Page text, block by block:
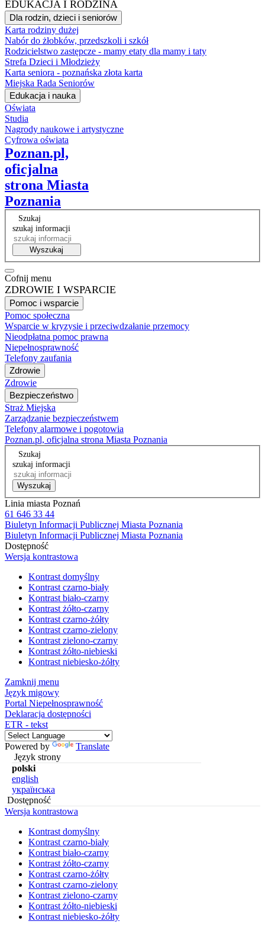
EDUKACJA I RODZINA
Dla rodzin, dzieci i seniorów
Karta rodziny dużej
Nabór do żłobków, przedszkoli i szkół
Rodzicielstwo zastępcze - mamy etaty dla mamy i taty
Strefa Dzieci i Młodzieży
Karta seniora - poznańska złota karta
Miejska Rada Seniorów
Edukacja i nauka
Oświata
Studia
Nagrody naukowe i artystyczne
Cyfrowa oświata
Poznan.pl,
oficjalna
strona Miasta
Poznania
Szukaj
szukaj informacji
Wyszukaj
Cofnij menu
ZDROWIE I WSPARCIE
Pomoc i wsparcie
Pomoc społeczna
Wsparcie w kryzysie i przeciwdzałanie przemocy
Nieodpłatna pomoc prawna
Niepełnosprawność
Telefony zaufania
Zdrowie
Zdrowie
Bezpieczeństwo
Straż Miejska
Zarządzanie bezpieczeństwem
Telefony alarmowe i pogotowia
Poznan.pl, oficjalna strona Miasta Poznania
Szukaj
szukaj informacji
Wyszukaj
Linia miasta Poznań
61 646 33 44
Biuletyn Informacji Publicznej Miasta Poznania
Biuletyn Informacji Publicznej Miasta Poznania
Dostępność
Wersja kontrastowa
Kontrast domyślny
Kontrast czarno-biały
Kontrast biało-czarny
Kontrast żółto-czarny
Kontrast czarno-żółty
Kontrast czarno-zielony
Kontrast zielono-czarny
Kontrast żółto-niebieski
Kontrast niebiesko-żółty
Zamknij menu
Język migowy
Portal Niepełnosprawność
Deklaracja dostępności
ETR - tekst
Powered by
Translate
Język strony
polski
english
українська
Dostępność
Wersja kontrastowa
Kontrast domyślny
Kontrast czarno-biały
Kontrast biało-czarny
Kontrast żółto-czarny
Kontrast czarno-żółty
Kontrast czarno-zielony
Kontrast zielono-czarny
Kontrast żółto-niebieski
Kontrast niebiesko-żółty